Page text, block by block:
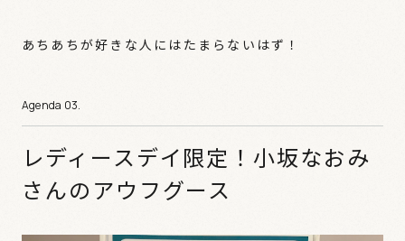
あちあちが好きな人にはたまらないはず！
レディースデイ限定！小坂なおみ
さんのアウフグース